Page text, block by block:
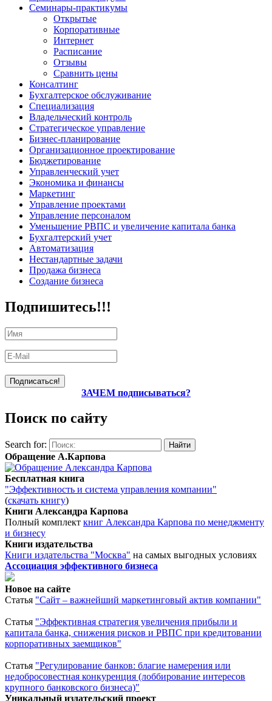
Семинары-практикумы
Открытые
Корпоративные
Интернет
Расписание
Отзывы
Сравнить цены
Консалтинг
Бухгалтерское обслуживание
Специализация
Владельческий контроль
Стратегическое управление
Бизнес-планирование
Организационное проектирование
Бюджетирование
Управленческий учет
Экономика и финансы
Маркетинг
Управление проектами
Управление персоналом
Уменьшение РВПС и увеличение капитала банка
Бухгалтерский учет
Автоматизация
Нестандартные задачи
Продажа бизнеса
Создание бизнеса
Подпишитесь!!!
ЗАЧЕМ подписываться?
Поиск по сайту
Search for:
Обращение А.Карпова
Бесплатная книга
"Эффективность и система управления компании"
(скачать книгу)
Книги Александра Карпова
Полный комплект книг Александра Карпова по менеджменту
и бизнесу
Книги издательства
Книги издательства "Москва" на самых выгодных условиях
Ассоциация эффективного бизнеса
Новое на сайте
Статья "Сайт – важнейший маркетинговый актив компании"
Статья "Эффективная стратегия увеличения прибыли и
капитала банка, снижения рисков и РВПС при кредитовании
корпоративных заемщиков"
Статья "Регулирование банков: благие намерения или
недобросовестная конкуренция (лоббирование интересов
крупного банковского бизнеса)"
Уникальный издательский проект